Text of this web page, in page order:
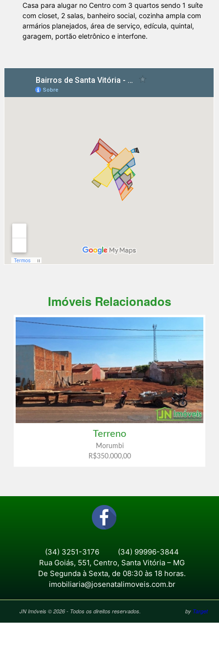
Casa para alugar no Centro com 3 quartos sendo 1 suíte
com closet, 2 salas, banheiro social, cozinha ampla com
armários planejados, área de serviço, edícula, quintal,
garagem, portão eletrônico e interfone.
Imóveis Relacionados
Terreno
Morumbi
R$350.000,00
(34) 3251-3176
(34) 99996-3844
Rua Goiás, 551, Centro, Santa Vitória – MG
De Segunda à Sexta, de 08:30 às 18 horas.
imobiliaria@josenatalimoveis.com.br
JN Imóveis © 2026 - Todos os direitos reservados. by Target